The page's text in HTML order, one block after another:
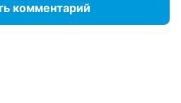
комментарий